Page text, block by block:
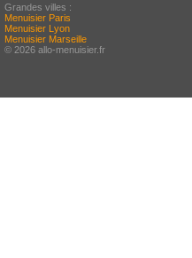
Grandes villes :
Menuisier Paris
Menuisier Lyon
Menuisier Marseille
© 2026 allo-menuisier.fr